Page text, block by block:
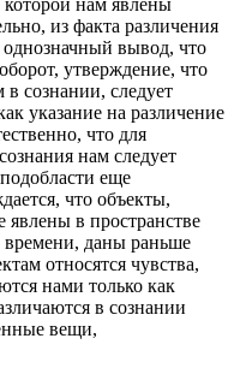
которой нам явлены
из факта различения
однозначный вывод, что
утверждение, что
сознании, следует
указание на различение
что для
нам следует
еще
что объекты,
в пространстве
времени, даны раньше
относятся чувства,
нами только как
в сознании
вещи,